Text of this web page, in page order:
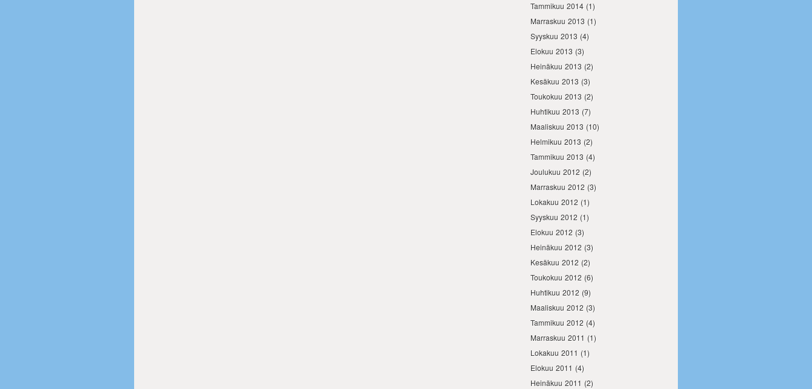
Tammikuu 2014 (1)
Marraskuu 2013 (1)
Syyskuu 2013 (4)
Elokuu 2013 (3)
Heinäkuu 2013 (2)
Kesäkuu 2013 (3)
Toukokuu 2013 (2)
Huhtikuu 2013 (7)
Maaliskuu 2013 (10)
Helmikuu 2013 (2)
Tammikuu 2013 (4)
Joulukuu 2012 (2)
Marraskuu 2012 (3)
Lokakuu 2012 (1)
Syyskuu 2012 (1)
Elokuu 2012 (3)
Heinäkuu 2012 (3)
Kesäkuu 2012 (2)
Toukokuu 2012 (6)
Huhtikuu 2012 (9)
Maaliskuu 2012 (3)
Tammikuu 2012 (4)
Marraskuu 2011 (1)
Lokakuu 2011 (1)
Elokuu 2011 (4)
Heinäkuu 2011 (2)